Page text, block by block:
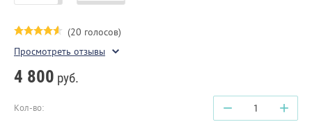
(20 голосов)
Просмотреть отзывы
4 800 руб.
Кол-во: − +